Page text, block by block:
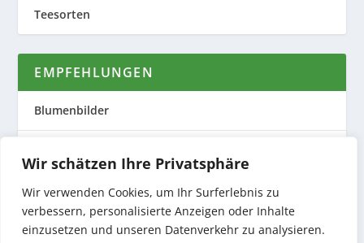
Wir schätzen Ihre Privatsphäre
Wir verwenden Cookies, um Ihr Surferlebnis zu
verbessern, personalisierte Anzeigen oder Inhalte
einzusetzen und unseren Datenverkehr zu analysieren.
Teesorten
EMPFEHLUNGEN
Blumenbilder
Nature to Print
Preiswerte Produktfotos